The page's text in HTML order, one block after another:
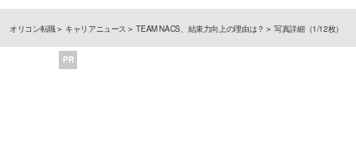
オリコン転職 キャリアニュース TEAM NACS、結束力向上の理由は？ 写真詳細（1/12枚）
PR